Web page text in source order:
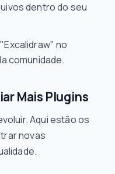
dentro do seu
no
comunidade.
Mais Plugins
Aqui estão os
novas